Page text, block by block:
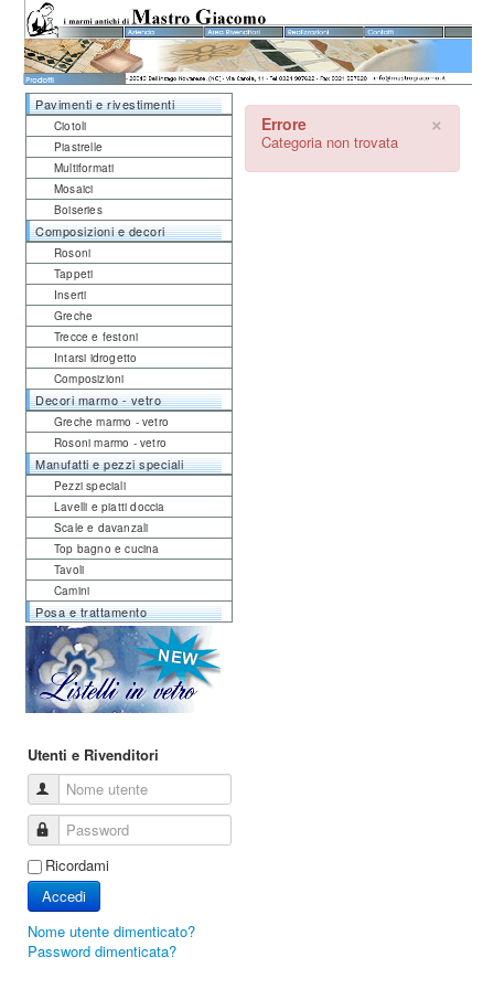
Pavimenti e rivestimenti
Ciotoli
Piastrelle
Multiformati
Mosaici
Boiseries
Composizioni e decori
Rosoni
Tappeti
Inserti
Greche
Trecce e festoni
Intarsi idrogetto
Composizioni
Decori marmo - vetro
Greche marmo - vetro
Rosoni marmo - vetro
Manufatti e pezzi speciali
Pezzi speciali
Lavelli e piatti doccia
Scale e davanzali
Top bagno e cucina
Tavoli
Camini
Posa e trattamento
Utenti e Rivenditori
Nome utente
Password
Ricordami
Accedi
Nome utente dimenticato?
Password dimenticata?
×
Errore
Categoria non trovata